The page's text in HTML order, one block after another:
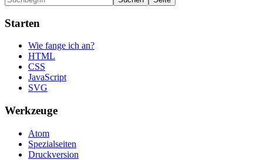
Starten
Wie fange ich an?
HTML
CSS
JavaScript
SVG
Werkzeuge
Atom
Spezialseiten
Druckversion